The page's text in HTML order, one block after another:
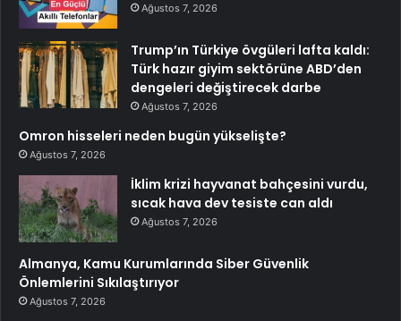
Ağustos 7, 2026
Trump’ın Türkiye övgüleri lafta kaldı:
Türk hazır giyim sektörüne ABD’den
dengeleri değiştirecek darbe
Ağustos 7, 2026
Omron hisseleri neden bugün yükselişte?
Ağustos 7, 2026
İklim krizi hayvanat bahçesini vurdu,
sıcak hava dev tesiste can aldı
Ağustos 7, 2026
Almanya, Kamu Kurumlarında Siber Güvenlik
Önlemlerini Sıkılaştırıyor
Ağustos 7, 2026